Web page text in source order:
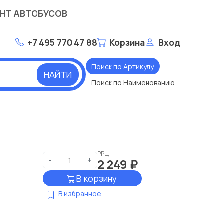
АВТОБУСОВ
+7 495 770 47 88 Корзина Вход
НАЙТИ
Поиск по Артикулу
Поиск по Наименованию
- +
РРЦ
2 249 ₽
В корзину
В избранное